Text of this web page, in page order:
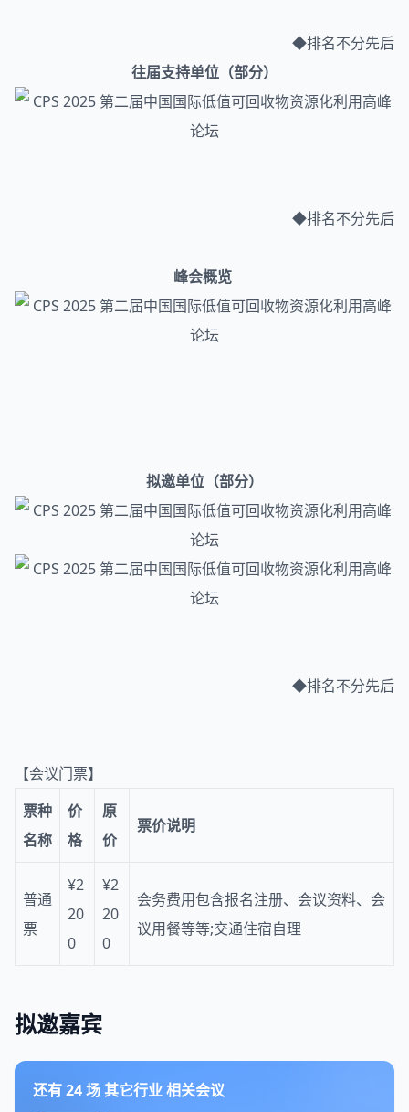
◆排名不分先后
往届支持单位（部分）
◆排名不分先后
峰会概览
拟邀单位（部分）
◆排名不分先后
【会议门票】
票种
名称
价
格
原
价
票价说明
普通
票
¥2
20
0
¥2
20
0
会务费用包含报名注册、会议资料、会
议用餐等等;交通住宿自理
拟邀嘉宾
还有24场 其它行业相关会议